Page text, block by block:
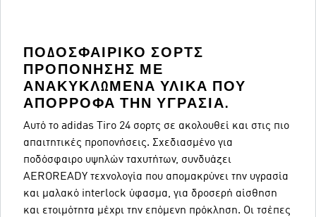
ΠΟΔΟΣΦΑΙΡΙΚΌ ΣΟΡΤΣ
ΠΡΟΠΌΝΗΣΗΣ ΜΕ
ΑΝΑΚΥΚΛΩΜΈΝΑ ΥΛΙΚΆ ΠΟΥ
ΑΠΟΡΡΟΦΆ ΤΗΝ ΥΓΡΑΣΊΑ.
Αυτό το adidas Tiro 24 σορτς σε ακολουθεί και στις πιο
απαιτητικές προπονήσεις. Σχεδιασμένο για
ποδόσφαιρο υψηλών ταχυτήτων, συνδυάζει
AEROREADY τεχνολογία που απομακρύνει την υγρασία
και μαλακό interlock ύφασμα, για δροσερή αίσθηση
και ετοιμότητα μέχρι την επόμενη πρόκληση. Οι τσέπες